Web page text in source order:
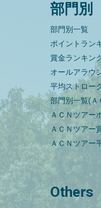
部門別
部門別一覧
ポイントラン
賞金ランキン
オールアラウ
平均ストロー
部門別一覧(Ａ
ＡＣＮツアー
ＡＣＮツアー
ＡＣＮツアー
Others